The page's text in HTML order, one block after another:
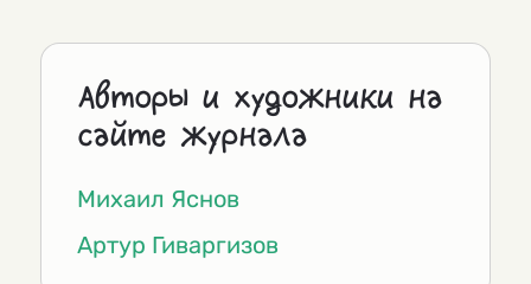
Авторы и художники на
сайте журнала
Михаил Яснов
Артур Гиваргизов